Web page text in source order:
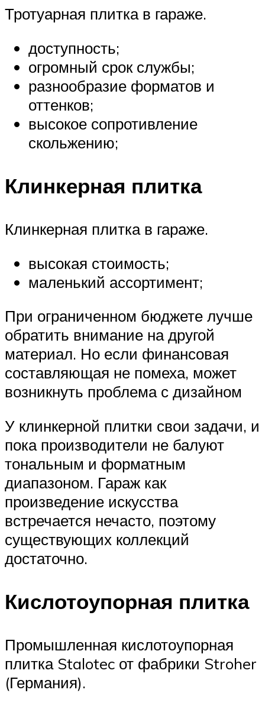
Тротуарная плитка в гараже.
доступность;
огромный срок службы;
разнообразие форматов и
оттенков;
высокое сопротивление
скольжению;
Клинкерная плитка
Клинкерная плитка в гараже.
высокая стоимость;
маленький ассортимент;
При ограниченном бюджете лучше
обратить внимание на другой
материал. Но если финансовая
составляющая не помеха, может
возникнуть проблема с дизайном
У клинкерной плитки свои задачи, и
пока производители не балуют
тональным и форматным
диапазоном. Гараж как
произведение искусства
встречается нечасто, поэтому
существующих коллекций
достаточно.
Кислотоупорная плитка
Промышленная кислотоупорная
плитка Stalotec от фабрики Stroher
(Германия).